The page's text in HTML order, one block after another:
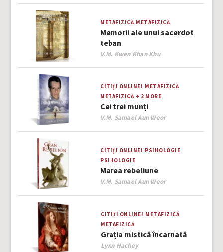
METAFIZICĂ METAFIZICĂ
Memorii ale unui sacerdot
teban
Author
V.M. Kwen Khan Khu
CITIȚI ONLINE! METAFIZICĂ
METAFIZICĂ + 2 MORE
Cei trei munți
Author
V.M. Samael Aun Weor
CITIȚI ONLINE! PSIHOLOGIE
PSIHOLOGIE
Marea rebeliune
Author
V.M. Samael Aun Weor
CITIȚI ONLINE! METAFIZICĂ
METAFIZICĂ
Grația mistică încarnată
Author
Lynn Hachey